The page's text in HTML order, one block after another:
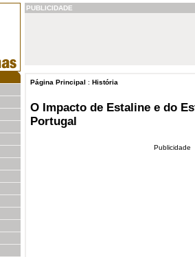
PUBLICIDADE
Página Principal : História
O Impacto de Estaline e do
Portugal
Publicidade